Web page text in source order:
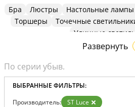
Бра Люстры Настольные лампы
Торшеры
Точечные
Уличные
Развернуть
ВЫБРАННЫЕ ФИЛЬТРЫ:
Производитель: ST Luce